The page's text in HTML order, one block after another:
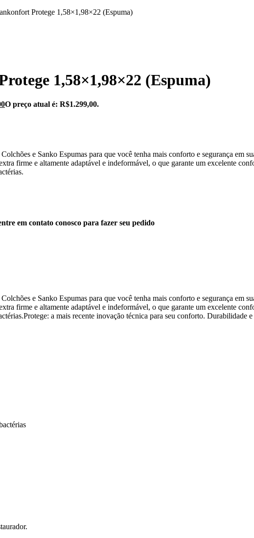
Protege 1,58×1,98×22 (Espuma)
1,58×1,98×22 (Espuma)
O preço atual é: R$1.299,00.
e Sanko Espumas para que você tenha mais conforto e segurança em
firme e altamente adaptável e indeformável, o que garante um excelente
em contato conosco para fazer seu pedido
e Sanko Espumas para que você tenha mais conforto e segurança em
firme e altamente adaptável e indeformável, o que garante um excelente
a mais recente inovação técnica para seu conforto. Durabilidade